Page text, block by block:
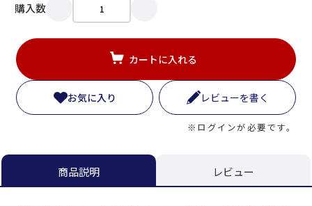
購入数
カートに入れる
お気に入り レビューを書く
※ログインが必要です。
商品説明 レビュー